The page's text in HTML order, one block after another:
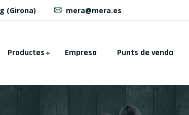
(Girona) mera@mera.es
Productes Empresa Punts de venda